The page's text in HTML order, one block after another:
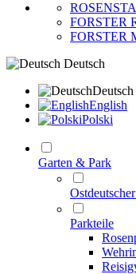
FORSTER
FORSTER
Deutsch
Deutsch
English
Polski
Garten & Park
Parkteile